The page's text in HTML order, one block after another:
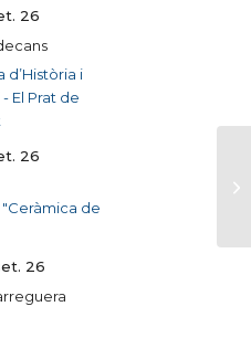
26
d’Història i
El Prat de
26
de
26